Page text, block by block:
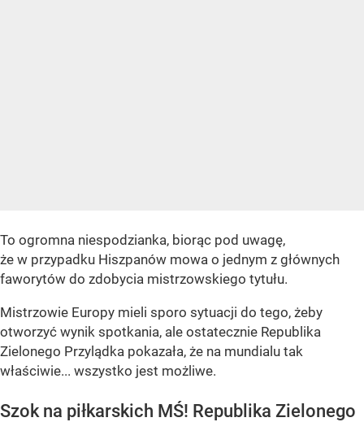
To ogromna niespodzianka, biorąc pod uwagę,
że w przypadku Hiszpanów mowa o jednym z głównych
faworytów do zdobycia mistrzowskiego tytułu.
Mistrzowie Europy mieli sporo sytuacji do tego, żeby
otworzyć wynik spotkania, ale ostatecznie Republika
Zielonego Przylądka pokazała, że na mundialu tak
właściwie... wszystko jest możliwe.
Szok na piłkarskich MŚ! Republika Zielonego